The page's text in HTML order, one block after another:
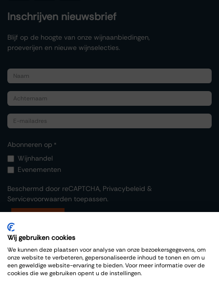
Inschrijven nieuwsbrief
Blijf op de hoogte van onze wijnaanbiedingen,
proeverijen en nieuwe wijnselecties.
Abonneren op *
Wijnhandel
Evenementen
Beschermd door reCAPTCHA, Privacybeleid &
Servicevoorwaarden toepassen.
Wij gebruiken cookies
We kunnen deze plaatsen voor analyse van onze bezoekersgegevens, om
onze website te verbeteren, gepersonaliseerde inhoud te tonen en om u
een geweldige website-ervaring te bieden. Voor meer informatie over de
cookies die we gebruiken opent u de instellingen.